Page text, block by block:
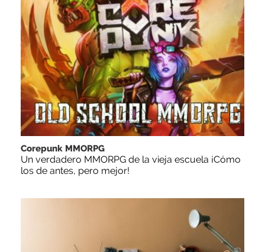
Corepunk MMORPG
Un verdadero MMORPG de la vieja escuela ¡Cómo
los de antes, pero mejor!